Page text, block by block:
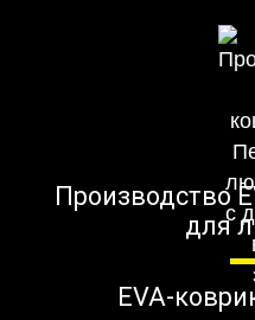
Производство
для
EVA-